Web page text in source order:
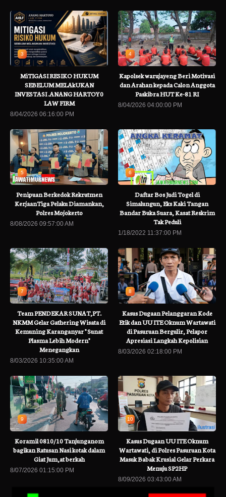
3
MiTIGASI RESIKO HUKUM
SEBELUM MELAkUKAN
INVESTASI .ANANG HARTOY0
LAW FIRM
8/04/2026 06:16:00 PM
4
Kapolsek warujayeng Beri Motivasi
dan Arahan kepada Calon Anggota
Paskibra HUT Ke-81 RI
8/04/2026 04:00:00 PM
5
Penipuan Berkedok Rekrutmen
KerjaanTiga Pelaku Diamankan,
Polres Mojokerto
8/08/2026 09:57:00 AM
6
Daftar Bos Judi Togel di
Simalungun, Eks Kaki Tangan
Bandar Buka Suara, Kasat Reskrim
Tak Peduli
1/18/2022 11:37:00 PM
7
Team PENDEKAR SUNAT,PT.
NKMM Gelar Gathering Wisata di
Kemuning Karanganyar " Sunat
Plasma Lebih Modern"
Menegangkan
8/03/2026 10:35:00 AM
8
Kasus Dugaan Pelanggaran Kode
Etik dan UU ITE Oknum Wartawati
di Pasuruan Bergulir, Pelapor
Apresiasi Langkah Kepolisian
8/03/2026 02:18:00 PM
9
Koramil 0810/10 Tanjunganom
bagikan Ratusan Nasi kotak dalam
Giat Jum,at berkah
8/07/2026 01:15:00 PM
10
Kasus Dugaan UU ITE Oknum
Wartawati, di Polres Pasuruan Kota
Masuk Babak Krusial Gelar Perkara
Menuju SP2HP
8/09/2026 03:43:00 AM